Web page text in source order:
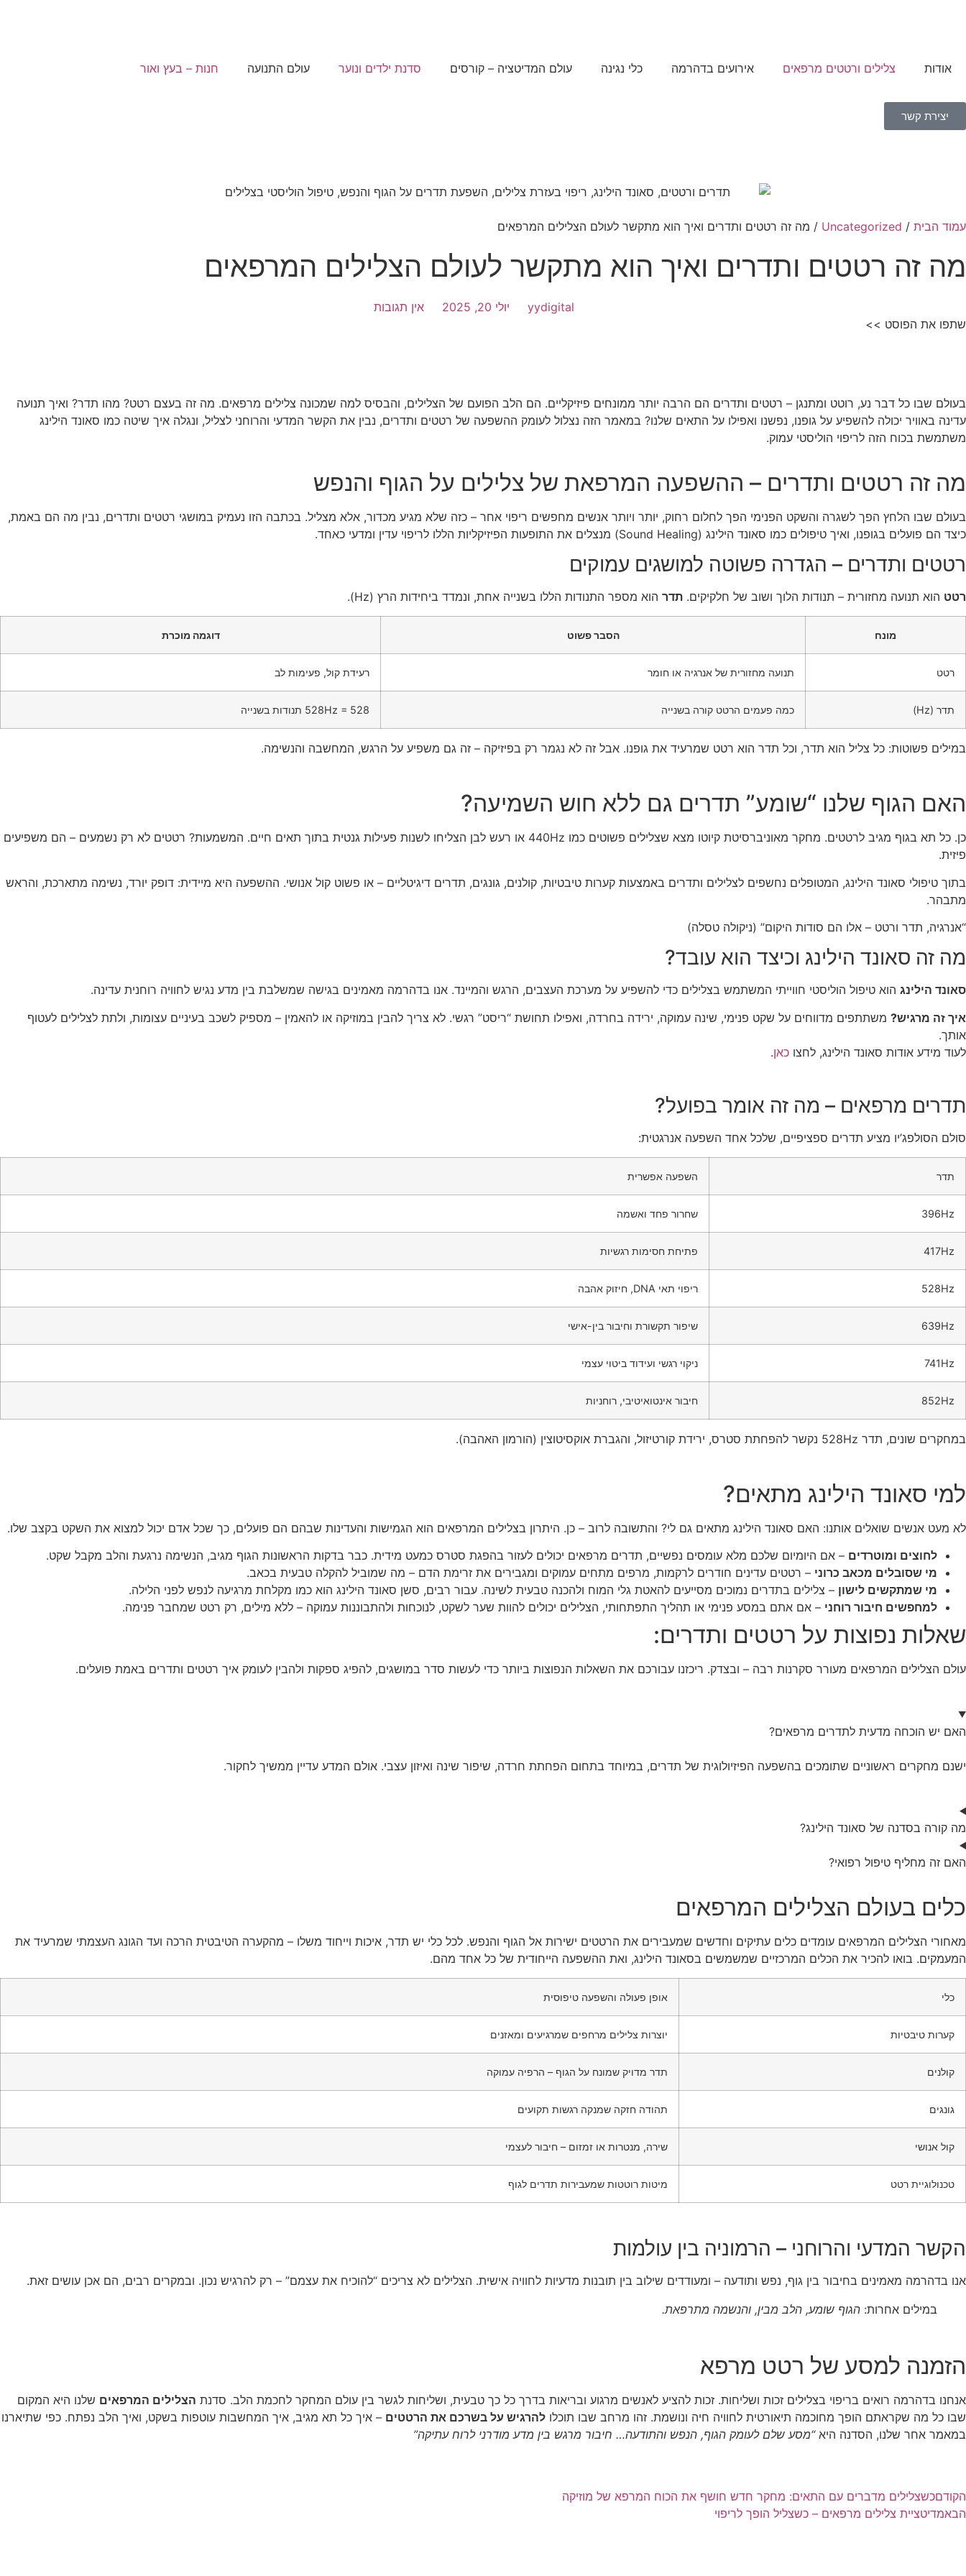
אודות צלילים ורטטים מרפאים אירועים בדהרמה כלי נגינה עולם המדיטציה – קורסים סדנת ילדים ונוער עולם התנועה חנות – בעץ ואור
יצירת קשר
עמוד הבית /
Uncategorized / מה זה רטטים ותדרים ואיך הוא מתקשר לעולם הצלילים המרפאים
מה זה רטטים ותדרים ואיך הוא מתקשר לעולם הצלילים המרפאים
yydigital יולי 20, 2025
אין תגובות
שתפו את הפוסט >>
בעולם שבו כל דבר נע, רוטט ומתנגן – רטטים ותדרים הם הרבה יותר ממונחים פיזיקליים. הם הלב הפועם של הצלילים, והבסיס למה שמכונה צלילים מרפאים. מה זה בעצם רטט? מהו תדר? ואיך תנועה
עדינה באוויר יכולה להשפיע על גופנו, נפשנו ואפילו על התאים שלנו? במאמר הזה נצלול לעומק ההשפעה של רטטים ותדרים, נבין את הקשר המדעי והרוחני לצליל, ונגלה איך שיטה כמו סאונד הילינג
משתמשת בכוח הזה לריפוי הוליסטי עמוק.
מה זה רטטים ותדרים – ההשפעה המרפאת של צלילים על הגוף והנפש
בעולם שבו הלחץ הפך לשגרה והשקט הפנימי הפך לחלום רחוק, יותר ויותר אנשים מחפשים ריפוי אחר – כזה שלא מגיע מכדור, אלא מצליל. בכתבה הזו נעמיק במושגי רטטים ותדרים, נבין מה הם באמת,
כיצד הם פועלים בגופנו, ואיך טיפולים כמו סאונד הילינג (Sound Healing) מנצלים את התופעות הפיזיקליות הללו לריפוי עדין ומדעי כאחד.
רטטים ותדרים – הגדרה פשוטה למושגים עמוקים
רטט הוא תנועה מחזורית – תנודות הלוך ושוב של חלקיקים. תדר הוא מספר התנודות הללו בשנייה אחת, ונמדד ביחידות הרץ (Hz).
מונח הסבר פשוט דוגמה מוכרת
רטט תנועה מחזורית של אנרגיה או חומר רעידת קול, פעימות לב
תדר (Hz) כמה פעמים הרטט קורה בשנייה 528Hz = 528 תנודות בשנייה
במילים פשוטות: כל צליל הוא תדר, וכל תדר הוא רטט שמרעיד את גופנו. אבל זה לא נגמר רק בפיזיקה – זה גם משפיע על הרגש, המחשבה והנשימה.
האם הגוף שלנו “שומע” תדרים גם ללא חוש השמיעה?
כן. כל תא בגוף מגיב לרטטים. מחקר מאוניברסיטת קיוטו מצא שצלילים פשוטים כמו 440Hz או רעש לבן הצליחו לשנות פעילות גנטית בתוך תאים חיים. המשמעות? רטטים לא רק נשמעים – הם משפיעים
פיזית.
בתוך טיפולי סאונד הילינג, המטופלים נחשפים לצלילים ותדרים באמצעות קערות טיבטיות, קולנים, גונגים, תדרים דיגיטליים – או פשוט קול אנושי. ההשפעה היא מיידית: דופק יורד, נשימה מתארכת, והראש
מתבהר.
“אנרגיה, תדר ורטט – אלו הם סודות היקום” (ניקולה טסלה)
מה זה סאונד הילינג וכיצד הוא עובד?
סאונד הילינג הוא טיפול הוליסטי חווייתי המשתמש בצלילים כדי להשפיע על מערכת העצבים, הרגש והמיינד. אנו בדהרמה מאמינים בגישה שמשלבת בין מדע נגיש לחוויה רוחנית עדינה.
איך זה מרגיש? משתתפים מדווחים על שקט פנימי, שינה עמוקה, ירידה בחרדה, ואפילו תחושת “ריסט” רגשי. לא צריך להבין במוזיקה או להאמין – מספיק לשכב בעיניים עצומות, ולתת לצלילים לעטוף
אותך.
לעוד מידע אודות סאונד הילינג, לחצו כאן.
תדרים מרפאים – מה זה אומר בפועל?
סולם הסולפג’יו מציע תדרים ספציפיים, שלכל אחד השפעה אנרגטית:
תדר השפעה אפשרית
396Hz שחרור פחד ואשמה
417Hz פתיחת חסימות רגשיות
528Hz ריפוי תאי DNA, חיזוק אהבה
639Hz שיפור תקשורת וחיבור בין-אישי
741Hz ניקוי רגשי ועידוד ביטוי עצמי
852Hz חיבור אינטואיטיבי, רוחניות
במחקרים שונים, תדר 528Hz נקשר להפחתת סטרס, ירידת קורטיזול, והגברת אוקסיטוצין (הורמון האהבה).
למי סאונד הילינג מתאים?
לא מעט אנשים שואלים אותנו: האם סאונד הילינג מתאים גם לי? והתשובה לרוב – כן. היתרון בצלילים המרפאים הוא הגמישות והעדינות שבהם הם פועלים, כך שכל אדם יכול למצוא את השקט בקצב שלו.
לחוצים ומוטרדים – אם היומיום שלכם מלא עומסים נפשיים, תדרים מרפאים יכולים לעזור בהפגת סטרס כמעט מידית. כבר בדקות הראשונות הגוף מגיב, הנשימה נרגעת והלב מקבל שקט.
מי שסובלים מכאב כרוני – רטטים עדינים חודרים לרקמות, מרפים מתחים עמוקים ומגבירים את זרימת הדם – מה שמוביל להקלה טבעית בכאב.
מי שמתקשים לישון – צלילים בתדרים נמוכים מסייעים להאטת גלי המוח ולהכנה טבעית לשינה. עבור רבים, סשן סאונד הילינג הוא כמו מקלחת מרגיעה לנפש לפני הלילה.
למחפשים חיבור רוחני – אם אתם במסע פנימי או תהליך התפתחותי, הצלילים יכולים להוות שער לשקט, לנוכחות ולהתבוננות עמוקה – ללא מילים, רק רטט שמחבר פנימה.
שאלות נפוצות על רטטים ותדרים:
עולם הצלילים המרפאים מעורר סקרנות רבה – ובצדק. ריכזנו עבורכם את השאלות הנפוצות ביותר כדי לעשות סדר במושגים, להפיג ספקות ולהבין לעומק איך רטטים ותדרים באמת פועלים.
האם יש הוכחה מדעית לתדרים מרפאים?
ישנם מחקרים ראשוניים שתומכים בהשפעה הפיזיולוגית של תדרים, במיוחד בתחום הפחתת חרדה, שיפור שינה ואיזון עצבי. אולם המדע עדיין ממשיך לחקור.
מה קורה בסדנה של סאונד הילינג?
האם זה מחליף טיפול רפואי?
כלים בעולם הצלילים המרפאים
מאחורי הצלילים המרפאים עומדים כלים עתיקים וחדשים שמעבירים את הרטטים ישירות אל הגוף והנפש. לכל כלי יש תדר, איכות וייחוד משלו – מהקערה הטיבטית הרכה ועד הגונג העצמתי שמרעיד את
המעמקים. בואו להכיר את הכלים המרכזיים שמשמשים בסאונד הילינג, ואת ההשפעה הייחודית של כל אחד מהם.
כלי אופן פעולה והשפעה טיפוסית
קערות טיבטיות יוצרות צלילים מרחפים שמרגיעים ומאזנים
קולנים תדר מדויק שמונח על הגוף – הרפיה עמוקה
גונגים תהודה חזקה שמנקה רגשות תקועים
קול אנושי שירה, מנטרות או זמזום – חיבור לעצמי
טכנולוגיית רטט מיטות רוטטות שמעבירות תדרים לגוף
הקשר המדעי והרוחני – הרמוניה בין עולמות
אנו בדהרמה מאמינים בחיבור בין גוף, נפש ותודעה – ומעודדים שילוב בין תובנות מדעיות לחוויה אישית. הצלילים לא צריכים “להוכיח את עצמם” – רק להרגיש נכון. ובמקרים רבים, הם אכן עושים זאת.
במילים אחרות: הגוף שומע, הלב מבין, והנשמה מתרפאת.
הזמנה למסע של רטט מרפא
אנחנו בדהרמה רואים בריפוי בצלילים זכות ושליחות. זכות להציע לאנשים מרגוע ובריאות בדרך כל כך טבעית, ושליחות לגשר בין עולם המחקר לחכמת הלב. סדנת הצלילים המרפאים שלנו היא המקום
שבו כל מה שקראתם הופך מחוכמה תיאורטית לחוויה חיה ונושמת. זהו מרחב שבו תוכלו להרגיש על בשרכם את הרטטים – איך כל תא מגיב, איך המחשבות עוטפות בשקט, ואיך הלב נפתח. כפי שתיארנו
במאמר אחר שלנו, הסדנה היא“מסע שלם לעומק הגוף, הנפש והתודעה… חיבור מרגש בין מדע מודרני לרוח עתיקה”
הקודםכשצלילים מדברים עם התאים: מחקר חדש חושף את הכוח המרפא של מוזיקה
הבאמדיטציית צלילים מרפאים – כשצליל הופך לריפוי